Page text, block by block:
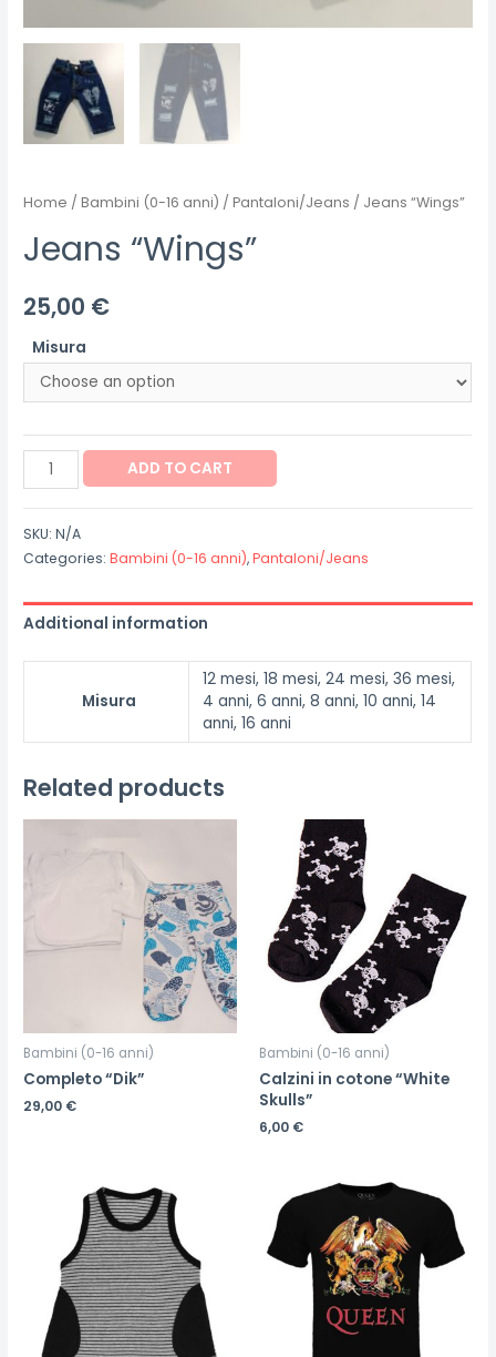
Home /Bambini (0-16 anni) /Pantaloni/Jeans / Jeans “Wings”
Jeans “Wings”
25,00 €
Misura
Jeans
"Wings"
ADD TO CART
SKU:N/A
Categories:Bambini (0-16 anni),Pantaloni/Jeans
Additional information
Misura
12 mesi, 18 mesi, 24 mesi, 36 mesi,
4 anni, 6 anni, 8 anni, 10 anni, 14
anni, 16 anni
Related products
Bambini (0-16 anni)
Completo “Dik”
29,00 €
Bambini (0-16 anni)
Calzini in cotone “White
Skulls”
6,00 €